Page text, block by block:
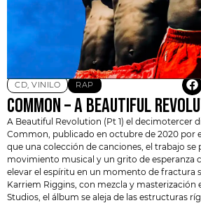
CD, VINILO RAP
COMMON – A BEAUTIFUL
A Beautiful Revolution (Pt 1) el decimotercer
Common, publicado en octubre de 2020 por
que una colección de canciones, el trabajo se
movimiento musical y un grito de esperanza
elevar el espíritu en un momento de fractura
Karriem Riggins, con mezcla y masterización
Studios, el álbum se aleja de las estructuras